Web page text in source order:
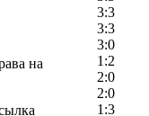
3:3
3:3
3:0
1:2
2:0
2:0
1:3
на